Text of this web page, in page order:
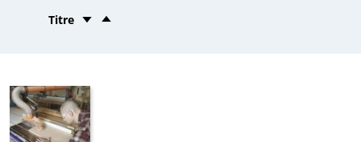
Titre